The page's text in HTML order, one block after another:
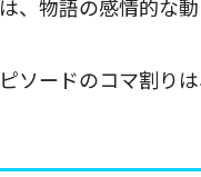
、物語の感情的な動
ソードのコマ割り